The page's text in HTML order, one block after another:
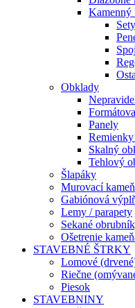
Kamenný
Sety
Obklady
Panely
Skalný
Tehlový
Šlapáky
Murovací kameň
Gabiónová
Lemy / parapety
Sekané
Ošetrenie
STAVEBNÉ ŠTRKY
Lomové
Riečne
Piesok
STAVEBNINY